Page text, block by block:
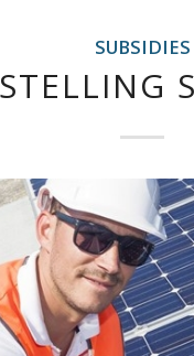
SUBSIDIES